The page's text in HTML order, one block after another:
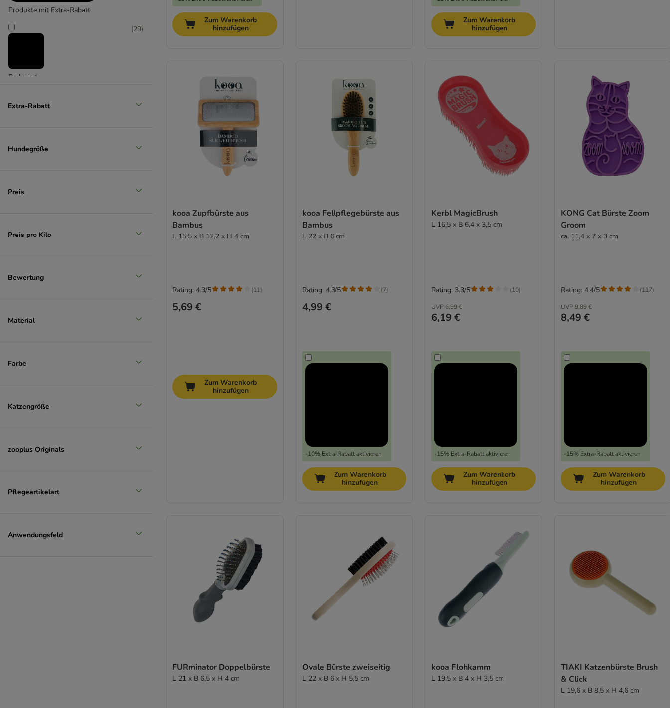
Produkte mit Extra-Rabatt
Reduziert
(29)
Extra-Rabatt
Hundegröße
Preis
Preis pro Kilo
Bewertung
Material
Farbe
Katzengröße
zooplus Originals
Pflegeartikelart
Anwendungsfeld
Zum Warenkorb
hinzufügen
Zum Warenkorb
hinzufügen
kooa Zupfbürste aus
Bambus
L 15,5 x B 12,2 x H 4 cm
5,69 €
Rating: 4.3/5 (11)
Zum Warenkorb
hinzufügen
kooa Fellpflegebürste aus
Bambus
L 22 x B 6 cm
4,99 €
-10% Extra-Rabatt aktivieren
Rating: 4.3/5 (7)
Zum Warenkorb
hinzufügen
Kerbl MagicBrush
L 16,5 x B 6,4 x 3,5 cm
UVP 6,99 €
6,19 €
-15% Extra-Rabatt aktivieren
Rating: 3.3/5 (10)
Zum Warenkorb
hinzufügen
KONG Cat Bürste Zoom
Groom
ca. 11,4 x 7 x 3 cm
UVP 9,89 €
8,49 €
-15% Extra-Rabatt aktivieren
Rating: 4.4/5 (117)
Zum Warenkorb
hinzufügen
FURminator Doppelbürste
L 21 x B 6,5 x H 4 cm
Ovale Bürste zweiseitig
L 22 x B 6 x H 5,5 cm
kooa Flohkamm
L 19,5 x B 4 x H 3,5 cm
TIAKI Katzenbürste Brush
& Click
L 19,6 x B 8,5 x H 4,6 cm